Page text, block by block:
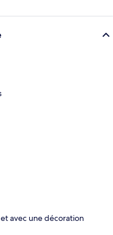
avec une décoration